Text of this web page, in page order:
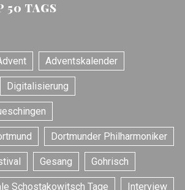
50 TAGS
Adventskalender
Digitalisierung
Dortmunder Philharmoniker
Gesang Gohrisch
Schostakowitsch Tage Interview